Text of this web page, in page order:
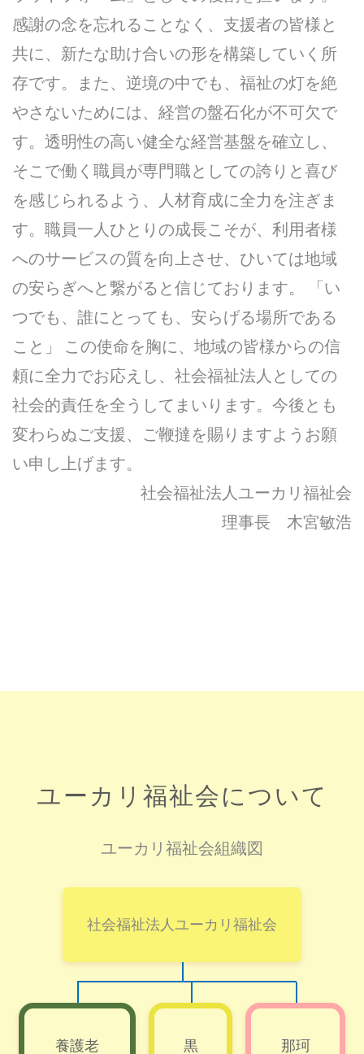
感謝の念を忘れることなく、支援者の皆様と
共に、新たな助け合いの形を構築していく所
存です。また、逆境の中でも、福祉の灯を絶
やさないためには、経営の盤石化が不可欠で
す。透明性の高い健全な経営基盤を確立し、
そこで働く職員が専門職としての誇りと喜び
を感じられるよう、人材育成に全力を注ぎま
す。職員一人ひとりの成長こそが、利用者様
へのサービスの質を向上させ、ひいては地域
の安らぎへと繋がると信じております。 「い
つでも、誰にとっても、安らげる場所である
こと」 この使命を胸に、地域の皆様からの信
頼に全力でお応えし、社会福祉法人としての
社会的責任を全うしてまいります。今後とも
変わらぬご支援、ご鞭撻を賜りますようお願
い申し上げます。
社会福祉法人ユーカリ福祉会
理事長 木宮敏浩
ユーカリ福祉会について
ユーカリ福祉会組織図
社会福祉法人ユーカリ福祉会
養護老 黒 那珂